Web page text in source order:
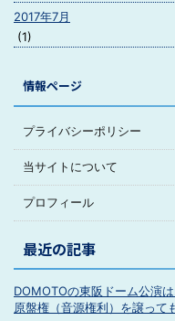
2017年7月
(1)
情報ページ
プライバシーポリシー
当サイトについて
プロフィール
最近の記事
DOMOTOの東阪ドーム公演
原盤権（音源権利）を譲って